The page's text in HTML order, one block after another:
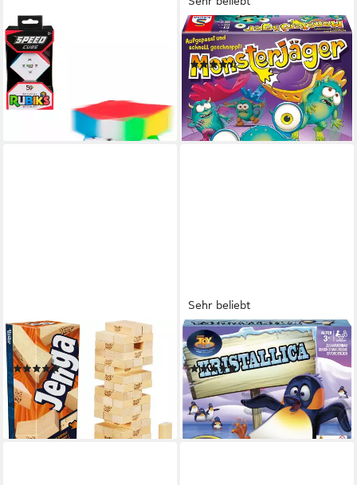
SPIN MASTER
Spiel Rubik's - 3x3 Speed
Cube, Logikspiel-Würfel
ab 12,99 €
-13%
lieferbar - in 1-2 Werktagen bei dir
SCHMIDT SPIELE
Spiel Monsterjäger
(208)
ab 11,99 € UVP24,99 €
-52%
lieferbar in 2 Wochen
HASBRO
Spiel Jenga, Stapelspiel
(2)
ab 15,26 € UVP 19,99 €
-24%
lieferbar - in 1-2 Werktagen bei dir
Sehr beliebt
HASBRO
Spiel Kristallica
(160)
ab 19,98 € UVP24,99 €
-20%
lieferbar - in 2-3 Werktagen bei dir